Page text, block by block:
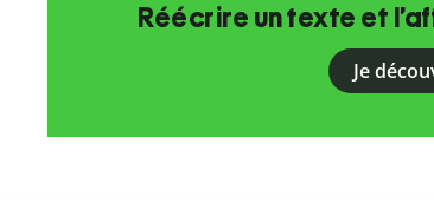
Réécrire un texte et
Je